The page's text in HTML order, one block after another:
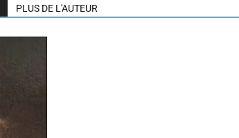
PLUS DE L'AUTEUR